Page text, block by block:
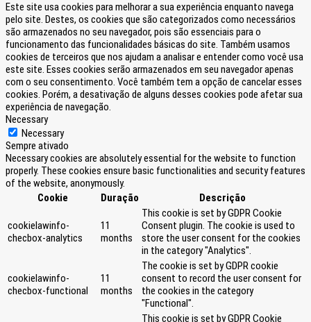
Este site usa cookies para melhorar a sua experiência enquanto navega
pelo site. Destes, os cookies que são categorizados como necessários
são armazenados no seu navegador, pois são essenciais para o
funcionamento das funcionalidades básicas do site. Também usamos
cookies de terceiros que nos ajudam a analisar e entender como você usa
este site. Esses cookies serão armazenados em seu navegador apenas
com o seu consentimento. Você também tem a opção de cancelar esses
cookies. Porém, a desativação de alguns desses cookies pode afetar sua
experiência de navegação.
Necessary
Necessary
Sempre ativado
Necessary cookies are absolutely essential for the website to function
properly. These cookies ensure basic functionalities and security features
of the website, anonymously.
Cookie
Duração Descrição
cookielawinfo-
checbox-analytics
11
months
This cookie is set by GDPR Cookie
Consent plugin. The cookie is used to
store the user consent for the cookies
in the category "Analytics".
cookielawinfo-
checbox-functional
11
months
The cookie is set by GDPR cookie
consent to record the user consent for
the cookies in the category
"Functional".
This cookie is set by GDPR Cookie